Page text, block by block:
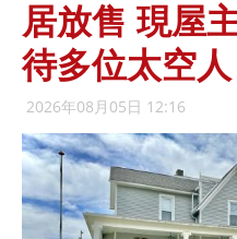
居放售 現屋
待多位太空人
2026年08月05日 12:16